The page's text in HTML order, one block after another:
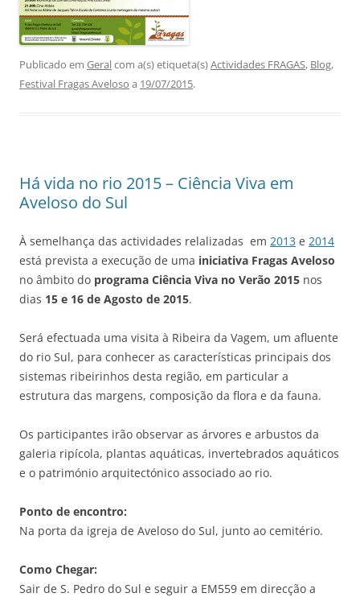
Publicado em Geralcom a(s) etiqueta(s)Actividades FRAGAS, Blog,
Festival Fragas Aveloso a 19/07/2015.
Há vida no rio 2015 – Ciência Viva em
Aveloso do Sul
À semelhança das actividades relalizadas em 2013 e 2014
está prevista a execução de uma iniciativa Fragas Aveloso
no âmbito do programa Ciência Viva no Verão 2015 nos
dias 15 e 16 de Agosto de 2015.
Será efectuada uma visita à Ribeira da Vagem, um afluente
do rio Sul, para conhecer as características principais dos
sistemas ribeirinhos desta região, em particular a
estrutura das margens, composição da flora e da fauna.
Os participantes irão observar as árvores e arbustos da
galeria ripícola, plantas aquáticas, invertebrados aquáticos
e o património arquitectónico associado ao rio.
Ponto de encontro:
Na porta da igreja de Aveloso do Sul, junto ao cemitério.
Como Chegar:
Sair de S. Pedro do Sul e seguir a EM559 em direcção a